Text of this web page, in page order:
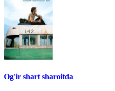
Og'ir shart sharoitda